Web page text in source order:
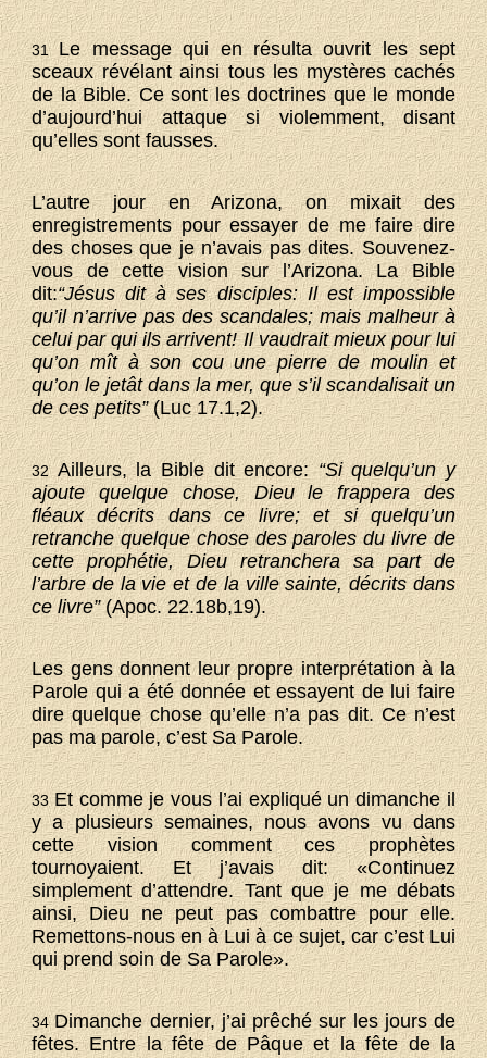
31Le message qui en résulta ouvrit les sept
sceaux révélant ainsi tous les mystères cachés
de la Bible. Ce sont les doctrines que le monde
d’aujourd’hui attaque si violemment, disant
qu’elles sont fausses.
L’autre jour en Arizona, on mixait des
enregistrements pour essayer de me faire dire
des choses que je n’avais pas dites. Souvenez-
vous de cette vision sur l’Arizona. La Bible
dit:“Jésus dit à ses disciples: Il est impossible
qu’il n’arrive pas des scandales; mais malheur à
celui par qui ils arrivent! Il vaudrait mieux pour lui
qu’on mît à son cou une pierre de moulin et
qu’on le jetât dans la mer, que s’il scandalisait un
de ces petits”(Luc 17.1,2).
32Ailleurs, la Bible dit encore:“Si quelqu’un y
ajoute quelque chose, Dieu le frappera des
fléaux décrits dans ce livre; et si quelqu’un
retranche quelque chose des paroles du livre de
cette prophétie, Dieu retranchera sa part de
l’arbre de la vie et de la ville sainte, décrits dans
ce livre”(Apoc. 22.18b,19).
Les gens donnent leur propre interprétation à la
Parole qui a été donnée et essayent de lui faire
dire quelque chose qu’elle n’a pas dit. Ce n’est
pas ma parole, c’est Sa Parole.
33Et comme je vous l’ai expliqué un dimanche il
y a plusieurs semaines, nous avons vu dans
cette vision comment ces prophètes
tournoyaient. Et j’avais dit: «Continuez
simplement d’attendre. Tant que je me débats
ainsi, Dieu ne peut pas combattre pour elle.
Remettons-nous en à Lui à ce sujet, car c’est Lui
qui prend soin de Sa Parole».
34Dimanche dernier, j’ai prêché sur les jours de
fêtes. Entre la fête de Pâque et la fête de la